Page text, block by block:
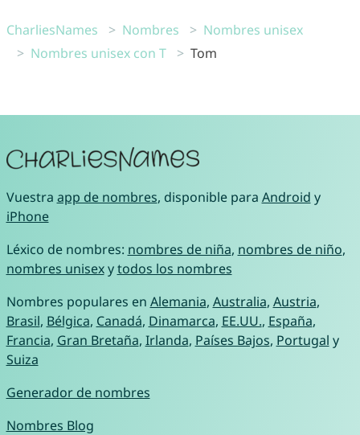
CharliesNames Nombres
Nombres unisex
Nombres unisex con T
Tom
Vuestra app de nombres, disponible para Android y
iPhone
Léxico de nombres: nombres de niña, nombres de niño,
nombres unisexytodos los nombres
Nombres populares en Alemania, Australia, Austria,
Brasil, Bélgica, Canadá, Dinamarca, EE.UU., España,
Francia, Gran Bretaña, Irlanda, Países Bajos, Portugal y
Suiza
Generador de nombres
Nombres Blog